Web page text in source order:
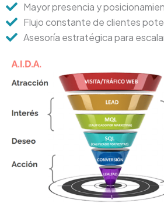
Mayor presencia y
Flujo constante de clientes
Asesoría estratégica para